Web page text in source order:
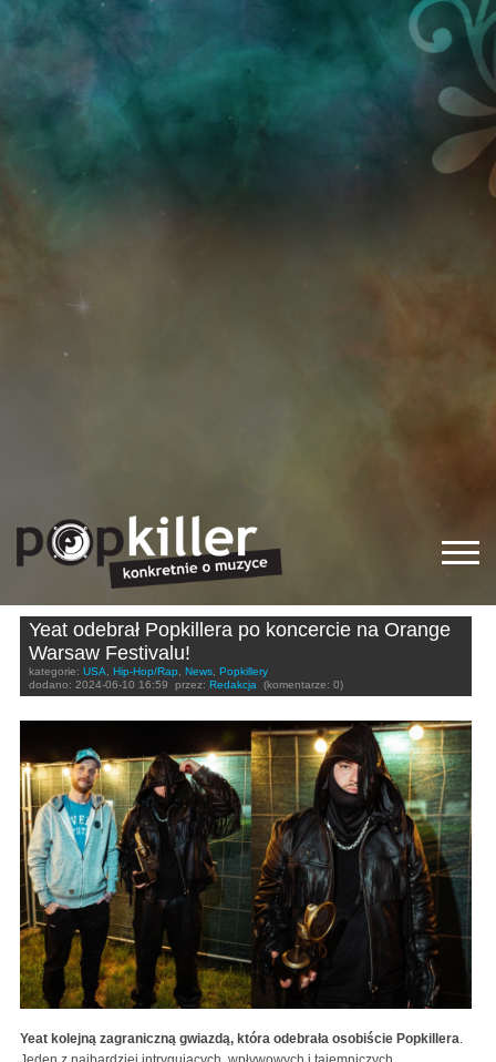
Yeat odebrał Popkillera po koncercie na Orange
Warsaw Festivalu!
kategorie: USA, Hip-Hop/Rap, News, Popkillery
dodano: 2024-06-10 16:59 przez: Redakcja (komentarze: 0)
Yeat kolejną zagraniczną gwiazdą, która odebrała osobiście Popkillera.